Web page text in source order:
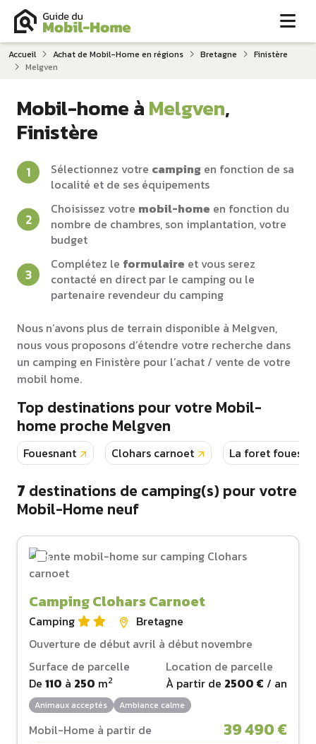
Accueil Achat de Mobil-Home en régions Bretagne
Finistère
Melgven
Mobil-home àMelgven,
Finistère
Sélectionnez votre camping en fonction de sa
localité et de ses équipements
Choisissez votre mobil-home en fonction du
nombre de chambres, son implantation, votre
budget
Complétez le formulaire et vous serez
contacté en direct par le camping ou le
partenaire revendeur du camping
Nous n’avons plus de terrain disponible à Melgven,
nous vous proposons d’étendre votre recherche dans
un camping en Finistère pour l’achat / vente de votre
mobil home.
Top destinations pour votre Mobil-
home proche Melgven
Fouesnant Clohars carnoet La foret
7 destinations de camping(s) pour votre
Mobil-Home neuf
Camping Clohars Carnoet
Camping
Bretagne
Ouverture de début avril à début novembre
Surface de parcelle
De 110 à 250 m2
Location de parcelle
À partir de 2500 € / an
Animaux acceptés Ambiance calme
Mobil-Home à partir de 39 490 €